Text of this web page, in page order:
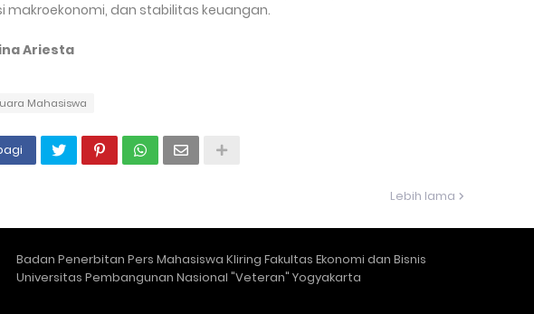
makroekonomi, dan stabilitas keuangan.
Ariesta
Mahasiswa
Lebih lama
Badan Penerbitan Pers Mahasiswa Kliring Fakultas Ekonomi dan Bisnis
Universitas Pembangunan Nasional "Veteran" Yogyakarta